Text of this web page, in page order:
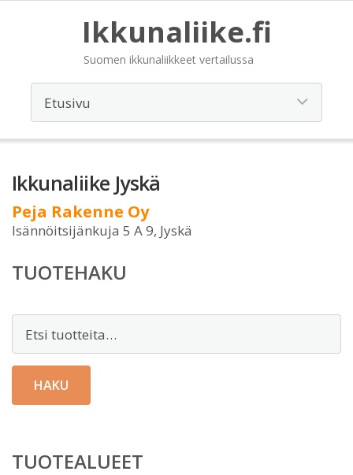
Ikkunaliike.fi
Suomen ikkunaliikkeet vertailussa
Ikkunaliike Jyskä
Peja Rakenne Oy
Isännöitsijänkuja 5 A 9, Jyskä
TUOTEHAKU
HAKU
TUOTEALUEET